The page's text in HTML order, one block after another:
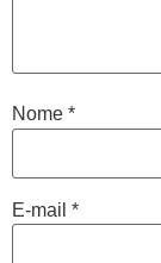
Nome *
E-mail *